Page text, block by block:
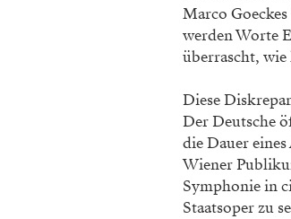
Marco
werden Worte
überrascht, wie
Diese
Der Deutsche
die Dauer
Wiener
Symphonie in
Staatsoper zu